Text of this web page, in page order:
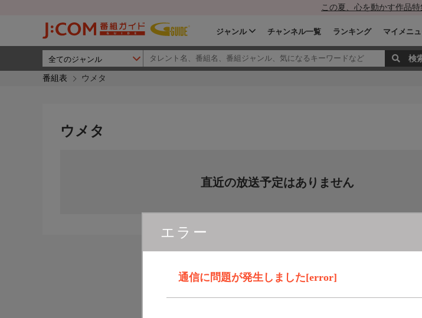
この夏、心を動かす作品
ジャンル チャンネル一覧 ランキング マイメニ
番組表 ウメタ
エラー
通信に問題が発生しました[error]
ウメタ
直近の放送予定はありません